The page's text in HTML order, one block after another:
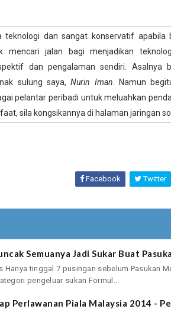
teknologi dan sangat konservatif apabila
mencari jalan bagi menjadikan
dan pengalaman sendiri. Asalnya
sulung saya,Nurin Iman . Namun
pelantar peribadi untuk meluahkan
sila kongsikannya di halaman jaringan
Facebook Twitter
Semuanya Jadi Sukar Buat
Hanya tinggal 7 pusingan sebelum Pasukan
pengeluar sukan Formul...
Perlawanan Piala Malaysia 2014 -